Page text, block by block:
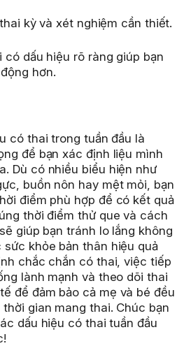
kỳ và xét nghiệm cần thiết.
dấu hiệu rõ ràng giúp bạn
hơn.
có thai trong tuần đầu là
để bạn xác định liệu mình
Dù có nhiều biểu hiện như
buồn nôn hay mệt mỏi, bạn
điểm phù hợp để có kết quả
thời điểm thử que và cách
giúp bạn tránh lo lắng không
khỏe bản thân hiệu quả
chắc chắn có thai, việc tiếp
lành mạnh và theo dõi thai
để đảm bảo cả mẹ và bé đều
gian mang thai. Chúc bạn
dấu hiệu có thai tuần đầu